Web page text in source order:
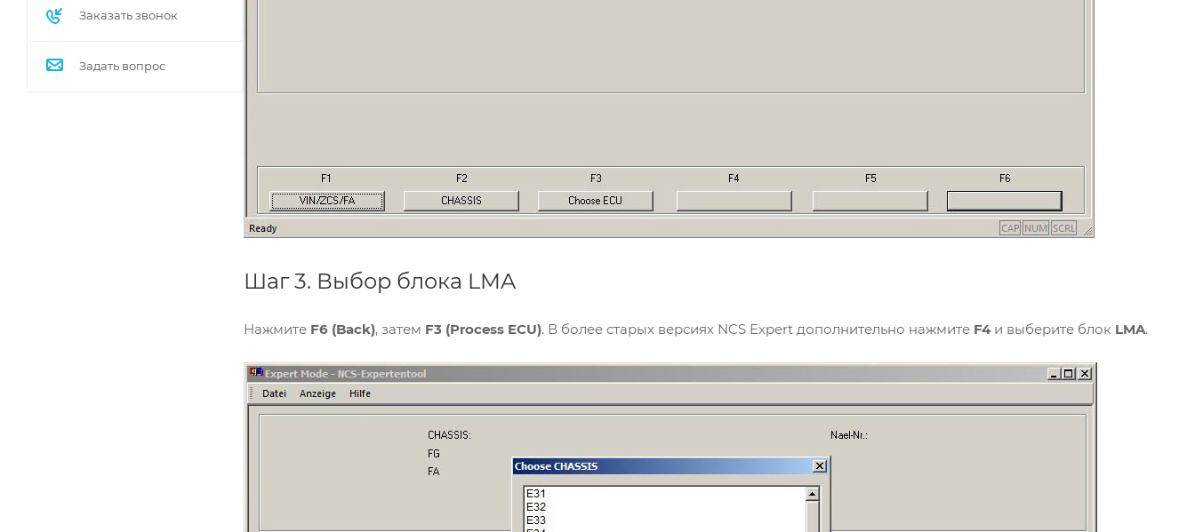
Шаг 3. Выбор блока LMA
Нажмите F6 (Back), затем F3 (Process ECU). В более старых версиях NCS Expert дополнительно нажмите F4и выберите блок LMA.
Заказать звонок
Задать вопрос